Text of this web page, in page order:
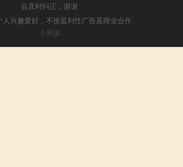
会及时纠正，谢谢
人兴趣爱好，不接盈利性广告及商业合作
小男孩